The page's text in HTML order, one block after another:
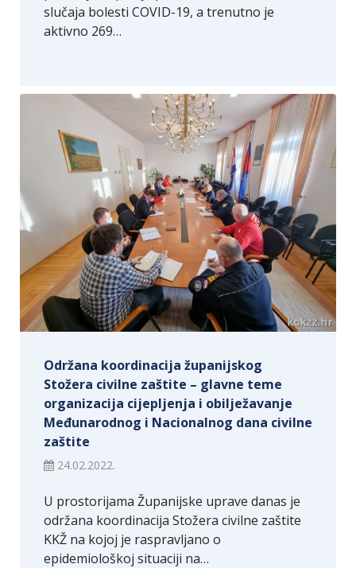
slučaja bolesti COVID-19, a trenutno je
aktivno 269…
Održana koordinacija županijskog
Stožera civilne zaštite – glavne teme
organizacija cijepljenja i obilježavanje
Međunarodnog i Nacionalnog dana civilne
zaštite
24.02.2022.
U prostorijama Županijske uprave danas je
održana koordinacija Stožera civilne zaštite
KKŽ na kojoj je raspravljano o
epidemiološkoj situaciji na…